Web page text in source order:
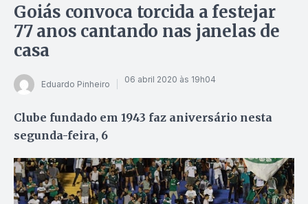
Goiás convoca torcida a festejar
77 anos cantando nas janelas de
casa
Eduardo Pinheiro 06 abril 2020 às 19h04
Clube fundado em 1943 faz aniversário nesta
segunda-feira, 6